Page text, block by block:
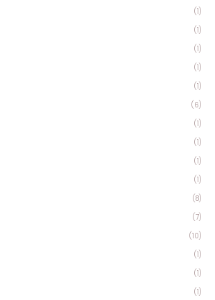
(1)
(1)
(1)
(1)
(1)
(6)
(1)
(1)
(1)
(1)
(8)
(7)
(10)
(1)
(1)
(1)